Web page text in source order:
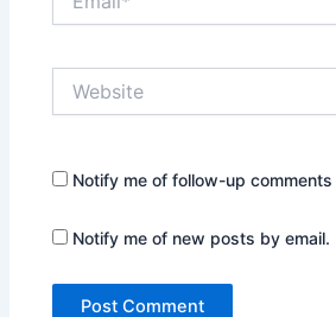
Notify me of follow-up comments
Notify me of new posts by email.